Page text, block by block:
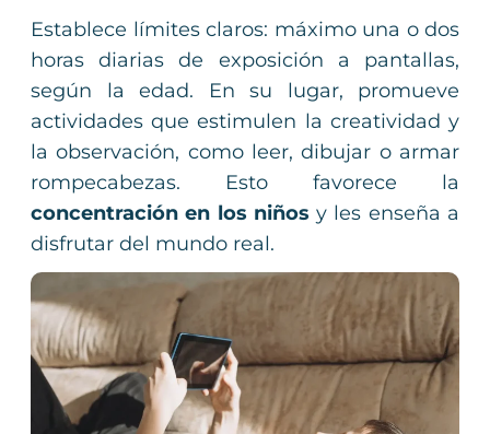
Establece límites claros: máximo una o dos
horas diarias de exposición a pantallas,
según la edad. En su lugar, promueve
actividades que estimulen la creatividad y
la observación, como leer, dibujar o armar
rompecabezas. Esto favorece la
concentración en los niños y les enseña a
disfrutar del mundo real.